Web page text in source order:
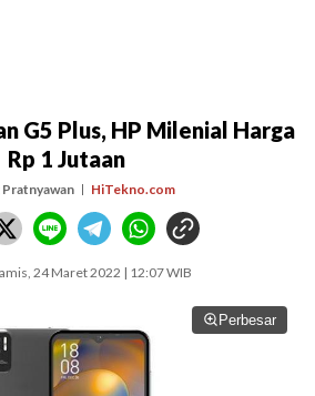
G5 Plus, HP Milenial Harga
Rp 1 Jutaan
HiTekno.com
24 Maret 2022 | 12:07 WIB
Perbesar